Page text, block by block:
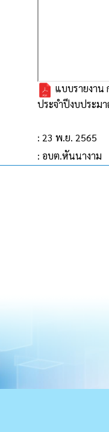
แบบรายงาน
ประจำปีงบประม
: 23 พ.ย. 2565
: อบต.หันนางาม